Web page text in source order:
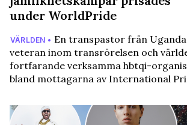
under WorldPride
VÄRLDEN • En transpastor från
veteran inom transrörelsen och
fortfarande verksamma hbtqi-
bland mottagarna av International